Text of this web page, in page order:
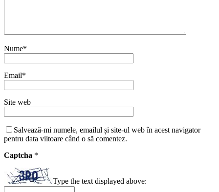
Nume*
Email*
Site web
Salvează-mi numele, emailul și site-ul web în acest navigator
pentru data viitoare când o să comentez.
Captcha *
Type the text displayed above: